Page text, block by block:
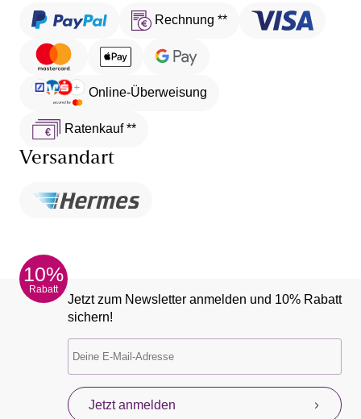
Rechnung **
Online-Überweisung
Ratenkauf **
Versandart
10%
Rabatt
Jetzt zum Newsletter anmelden und 10% Rabatt
sichern!
Jetzt anmelden